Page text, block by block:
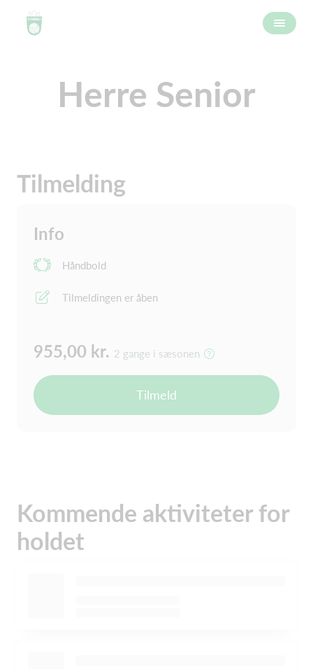
Herre Senior
Tilmelding
Info
Håndbold
Tilmeldingen er åben
955,00 kr. 2 gange i sæsonen
Tilmeld
Kommende aktiviteter for
holdet